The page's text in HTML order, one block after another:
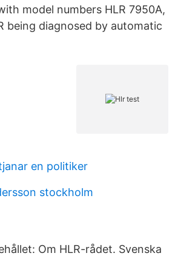
model numbers HLR 7950A,
being diagnosed by automatic
en politiker
stockholm
Om HLR-rådet. Svenska